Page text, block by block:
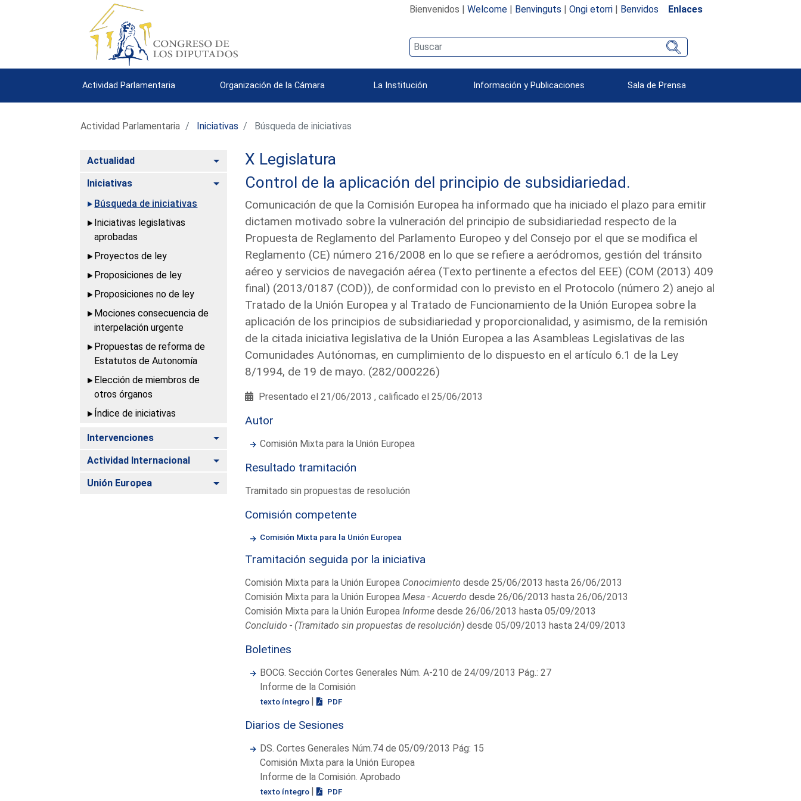
Bienvenidos | Welcome| Benvinguts | Ongi etorri| Benvidos Enlaces
Actividad Parlamentaria Organización de la Cámara La Institución Información y Publicaciones Sala de Prensa
Actividad Parlamentaria Iniciativas Búsqueda de iniciativas
Actualidad Alternar
Iniciativas
Alternar
Búsqueda de iniciativas
Iniciativas legislativas
aprobadas
Proyectos de ley
Proposiciones de ley
Proposiciones no de ley
Mociones consecuencia de
interpelación urgente
Propuestas de reforma de
Estatutos de Autonomía
Elección de miembros de
otros órganos
Índice de iniciativas
Intervenciones Alternar
Actividad Internacional Alternar
Unión Europea Alternar
X Legislatura
Control de la aplicación del principio de subsidiariedad.
Comunicación de que la Comisión Europea ha informado que ha iniciado el plazo para emitir
dictamen motivado sobre la vulneración del principio de subsidiariedad respecto de la
Propuesta de Reglamento del Parlamento Europeo y del Consejo por el que se modifica el
Reglamento (CE) número 216/2008 en lo que se refiere a aeródromos, gestión del tránsito
aéreo y servicios de navegación aérea (Texto pertinente a efectos del EEE) (COM (2013) 409
final) (2013/0187 (COD)), de conformidad con lo previsto en el Protocolo (número 2) anejo al
Tratado de la Unión Europea y al Tratado de Funcionamiento de la Unión Europea sobre la
aplicación de los principios de subsidiariedad y proporcionalidad, y asimismo, de la remisión
de la citada iniciativa legislativa de la Unión Europea a las Asambleas Legislativas de las
Comunidades Autónomas, en cumplimiento de lo dispuesto en el artículo 6.1 de la Ley
8/1994, de 19 de mayo. (282/000226)
Presentado el 21/06/2013 , calificado el 25/06/2013
Autor
Comisión Mixta para la Unión Europea
Resultado tramitación
Tramitado sin propuestas de resolución
Comisión competente
Comisión Mixta para la Unión Europea
Tramitación seguida por la iniciativa
Comisión Mixta para la Unión Europea Conocimiento desde 25/06/2013 hasta 26/06/2013
Comisión Mixta para la Unión Europea Mesa - Acuerdo desde 26/06/2013 hasta 26/06/2013
Comisión Mixta para la Unión Europea Informedesde 26/06/2013 hasta 05/09/2013
Concluido - (Tramitado sin propuestas de resolución)desde 05/09/2013 hasta 24/09/2013
Boletines
BOCG. Sección Cortes Generales Núm. A-210 de 24/09/2013 Pág.: 27
Informe de la Comisión
texto íntegro | PDF
Diarios de Sesiones
DS. Cortes Generales Núm.74 de 05/09/2013 Pág: 15
Comisión Mixta para la Unión Europea
Informe de la Comisión. Aprobado
texto íntegro | PDF